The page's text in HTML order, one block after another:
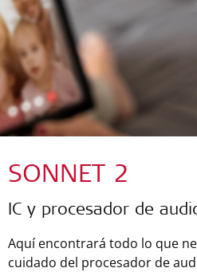
SONNET 2
IC y procesador de
Aquí encontrará todo lo que
cuidado del procesador de